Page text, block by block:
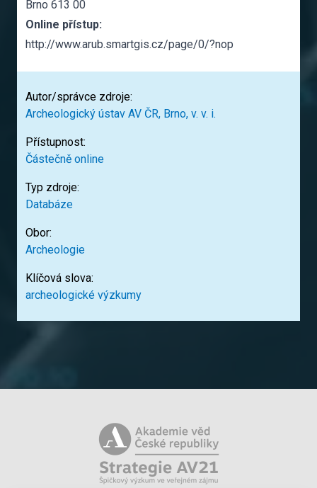
Brno 613 00
Online přístup:
http://www.arub.smartgis.cz/page/0/?nop
Autor/správce zdroje:
Archeologický ústav AV ČR, Brno, v. v. i.
Přístupnost:
Částečně online
Typ zdroje:
Databáze
Obor:
Archeologie
Klíčová slova:
archeologické výzkumy